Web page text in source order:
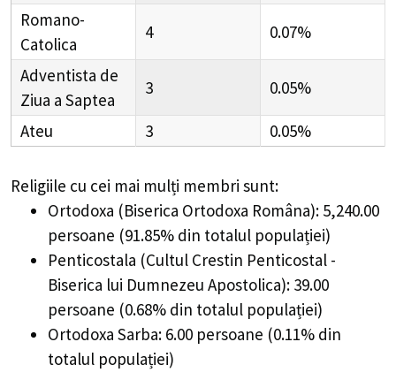
Romano-
Catolica
4 0.07%
Adventista de
Ziua a Saptea
3 0.05%
Ateu 3 0.05%
Religiile cu cei mai mulți membri sunt:
Ortodoxa (Biserica Ortodoxa Româna): 5,240.00
persoane (91.85% din totalul populației)
Penticostala (Cultul Crestin Penticostal -
Biserica lui Dumnezeu Apostolica): 39.00
persoane (0.68% din totalul populației)
Ortodoxa Sarba: 6.00 persoane (0.11% din
totalul populației)